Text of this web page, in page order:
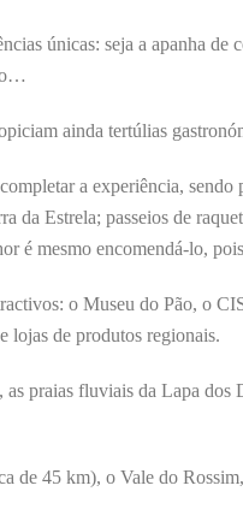
únicas: seja a apanha
ainda tertúlias
a experiência,
da Estrela; passeios de
é mesmo encomendá-lo,
o Museu do Pão, o
lojas de produtos regionais.
praias fluviais da Lapa
de 45 km), o Vale do